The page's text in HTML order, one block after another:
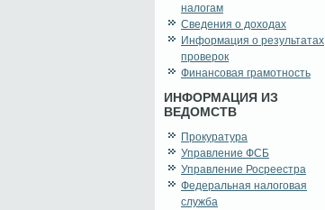
налогам
Сведения о доходах
Информация о результатах
проверок
Финансовая грамотность
ИНФОРМАЦИЯ ИЗ
ВЕДОМСТВ
Прокуратура
Управление ФСБ
Управление Росреестра
Федеральная налоговая
служба